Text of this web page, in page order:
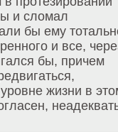
и сломал
бы ему
и все,
бы, причем
жизни в